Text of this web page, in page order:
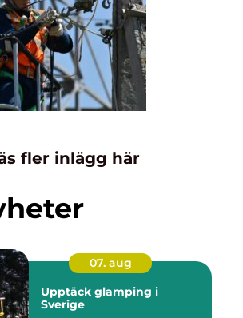
fler inlägg här
07. aug
Upptäck glamping i
Sverige